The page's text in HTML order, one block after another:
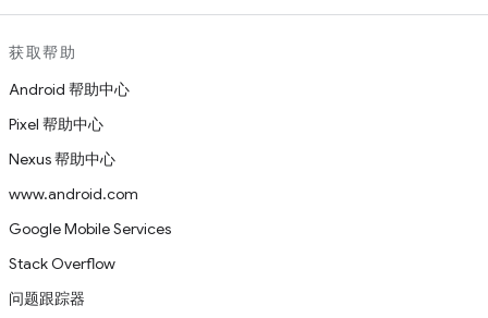
获取帮助
Android 帮助中心
Pixel 帮助中心
Nexus 帮助中心
www.android.com
Google Mobile Services
Stack Overflow
问题跟踪器